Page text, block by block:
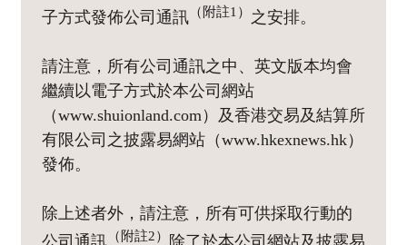
子方式發佈公司通訊 （附註1） 之安排。
請注意，所有公司通訊之中、英文版本均會
繼續以電子方式於本公司網站
（www.shuionland.com）及香港交易及結算所
有限公司之披露易網站（www.hkexnews.hk）
發佈。
除上述者外，請注意，所有可供採取行動的
（附註2）